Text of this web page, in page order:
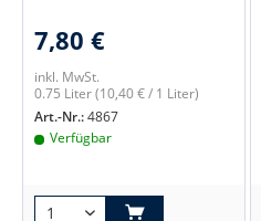
7,80 €
inkl. MwSt.
0.75 Liter(10,40 € / 1 Liter)
Art.-Nr.:4867
Verfügbar